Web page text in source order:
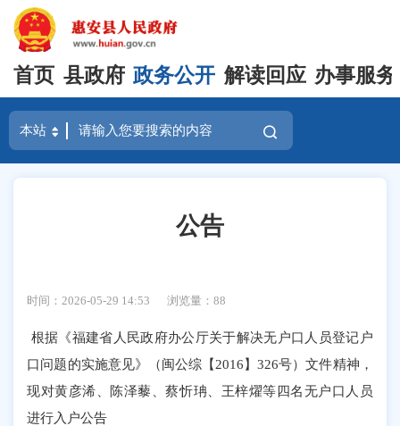
首页 县政府 政务公开 解读回应 办事服务
公告
时间：2026-05-29 14:53 浏览量：88
根据《福建省人民政府办公厅关于解决无户口人员登记户
口问题的实施意见》（闽公综【2016】326号）文件精神，
现对黄彦浠、陈泽藜、蔡忻珃、王梓燿等四名无户口人员
进行入户公告